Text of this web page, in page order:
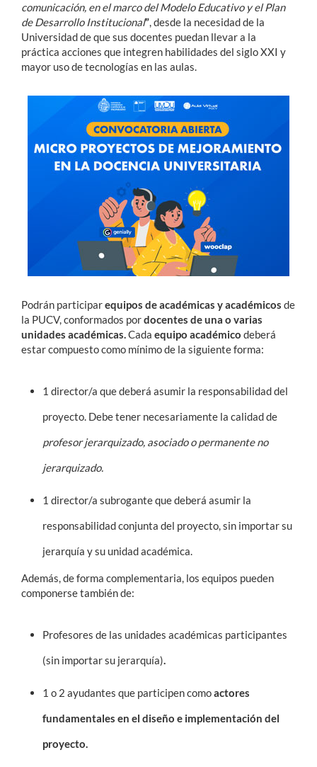
comunicación, en el marco del Modelo Educativo y el Plan
de Desarrollo Institucional”, desde la necesidad de la
Universidad de que sus docentes puedan llevar a la
práctica acciones que integren habilidades del siglo XXI y
mayor uso de tecnologías en las aulas.
Podrán participarequipos de académicas y académicos de
la PUCV, conformados pordocentes de una o varias
unidades académicas.Cada equipo académico deberá
estar compuesto como mínimo de la siguiente forma:
1 director/a que deberá asumir la responsabilidad del
proyecto. Debe tener necesariamente la calidad de
profesor jerarquizado, asociado o permanente no
jerarquizado.
1 director/a subroganteque deberá asumir la
responsabilidad conjunta del proyecto, sin importar su
jerarquía y su unidad académica.
Además, de forma complementaria, los equipos pueden
componerse también de:
Profesores de las unidades académicas participantes
(sin importar su jerarquía).
1 o 2 ayudantes que participen comoactores
fundamentales en el diseño e implementación del
proyecto.